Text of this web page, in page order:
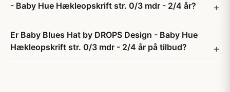
- Baby Hue Hækleopskrift str. 0/3 mdr - 2/4 år?
Er Baby Blues Hat by DROPS Design - Baby Hue
Hækleopskrift str. 0/3 mdr - 2/4 år på tilbud?